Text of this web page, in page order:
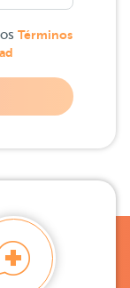
Términos